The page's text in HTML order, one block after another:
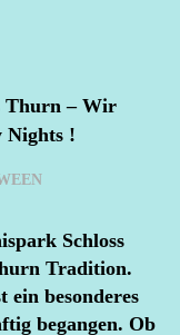
Thurn – Wir
Nights !
Schloss
Tradition.
ein besonderes
begangen. Ob